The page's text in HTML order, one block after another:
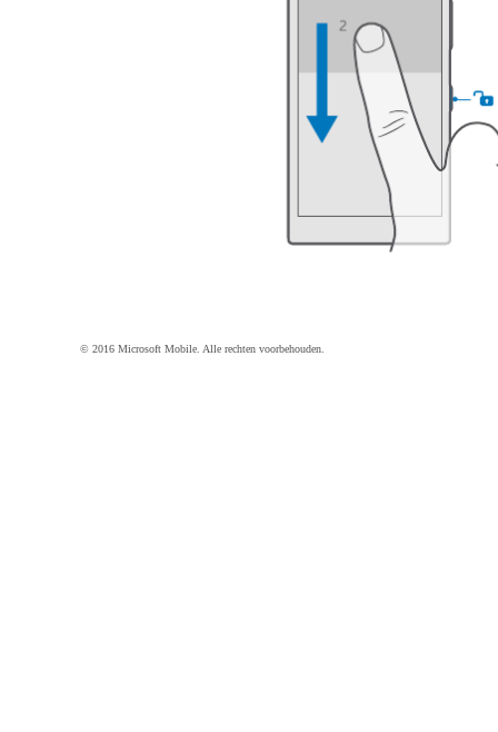
© 2016 Microsoft Mobile. Alle rechten voorbehouden.